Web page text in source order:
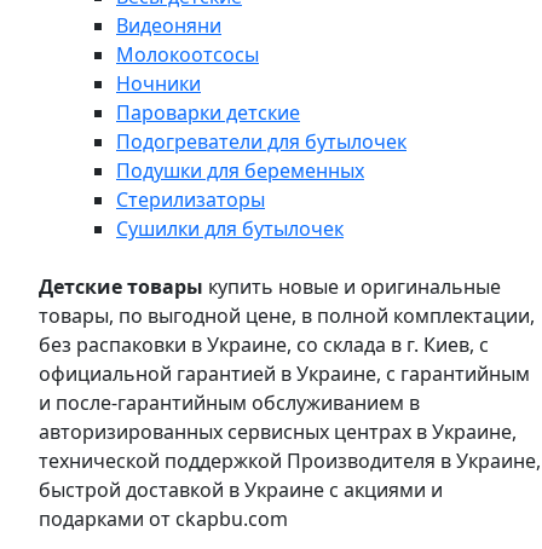
Видеоняни
Молокоотсосы
Ночники
Пароварки детские
Подогреватели для бутылочек
Подушки для беременных
Стерилизаторы
Сушилки для бутылочек
Детские товары купить новые и оригинальные
товары, по выгодной цене, в полной комплектации,
без распаковки в Украине, со склада в г. Киев, с
официальной гарантией в Украине, с гарантийным
и после-гарантийным обслуживанием в
авторизированных сервисных центрах в Украине,
технической поддержкой Производителя в Украине,
быстрой доставкой в Украине с акциями и
подарками от ckapbu.com